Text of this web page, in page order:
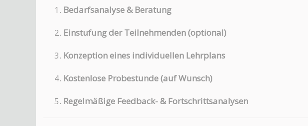
Bedarfsanalyse & Beratung
Einstufung der Teilnehmenden (optional)
Konzeption eines individuellen Lehrplans
Kostenlose Probestunde (auf Wunsch)
Regelmäßige Feedback- & Fortschrittsanalysen